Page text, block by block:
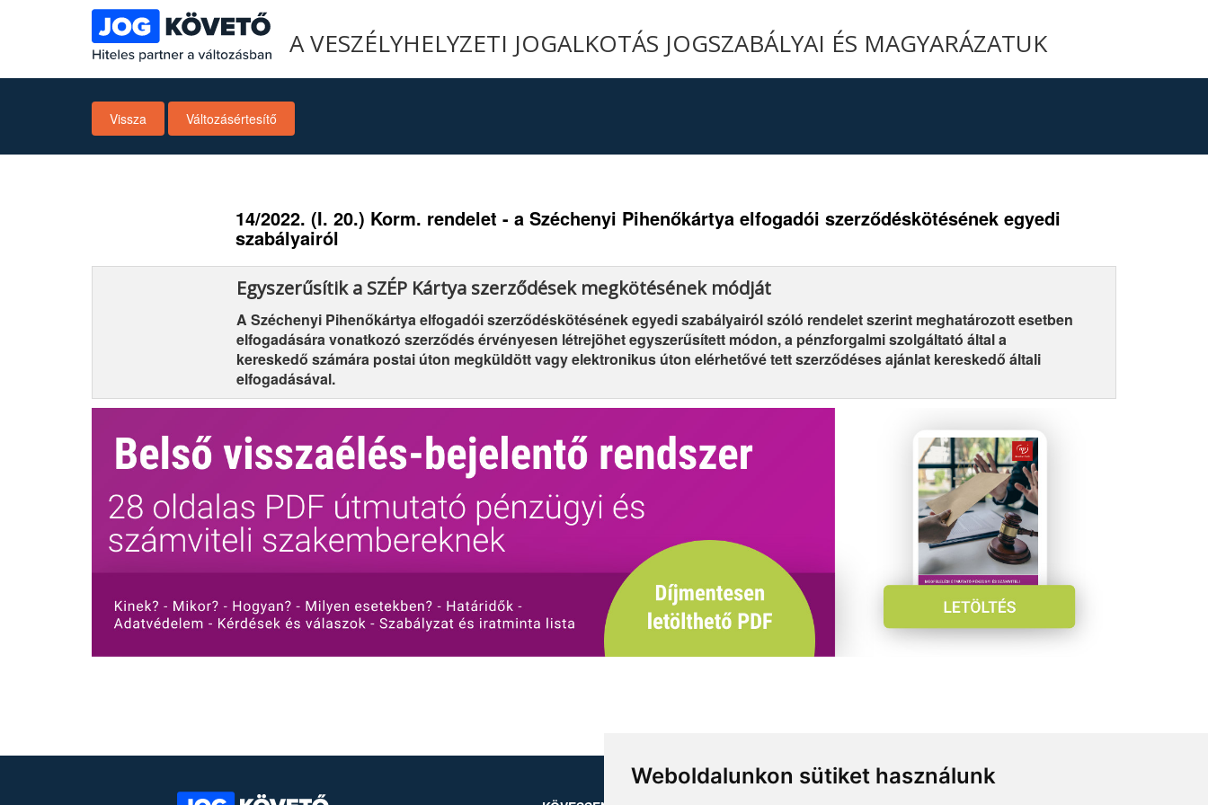
Weboldalunkon sütiket használunk
A VESZÉLYHELYZETI JOGALKOTÁS JOGSZABÁLYAI ÉS MAGYARÁZATUK
Vissza Változásértesítő
14/2022. (I. 20.) Korm. rendelet - a Széchenyi Pihenőkártya elfogadói szerződéskötésének egyedi
szabályairól
Egyszerűsítik a SZÉP Kártya szerződések megkötésének módját
A Széchenyi Pihenőkártya elfogadói szerződéskötésének egyedi szabályairól szóló rendelet szerint meghatározott esetben
elfogadására vonatkozó szerződés érvényesen létrejöhet egyszerűsített módon, a pénzforgalmi szolgáltató által a
kereskedő számára postai úton megküldött vagy elektronikus úton elérhetővé tett szerződéses ajánlat kereskedő általi
elfogadásával.